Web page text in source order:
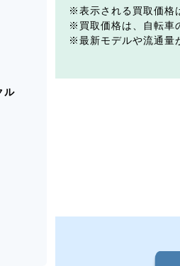
表示される買取価格
買取価格は、自転車
最新モデルや流通量
ル